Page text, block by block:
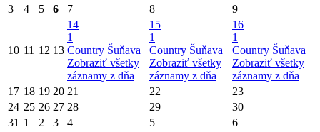
3
4 5 6 7 8 9
10 11 12 13
14
1
Country Šuňava
Zobraziť všetky
záznamy z dňa
15
1
Country Šuňava
Zobraziť všetky
záznamy z dňa
16
1
Country Šuňava
Zobraziť všetky
záznamy z dňa
17 18 19 20 21 22
23
24 25 26 27 28 29
30
31 1 2 3 4 5 6